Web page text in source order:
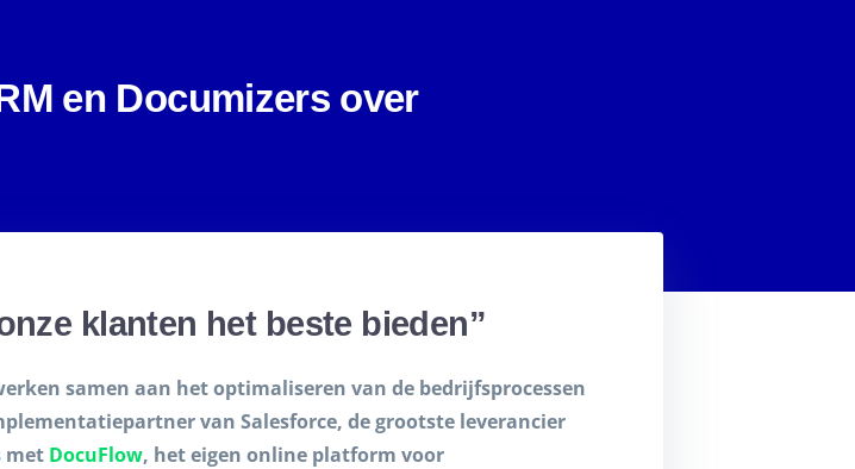
en Documizers over
klanten het beste bieden”
samen aan het optimaliseren van de bedrijfsprocessen
van Salesforce, de grootste leverancier
met DocuFlow, het eigen online platform voor